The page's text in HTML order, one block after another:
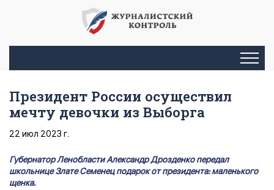
Президент России осуществил
мечту девочки из Выборга
22 июл 2023 г.
Губернатор Ленобласти Александр Дрозденко передал
школьнице Злате Семенец подарок от президента: маленького
щенка.